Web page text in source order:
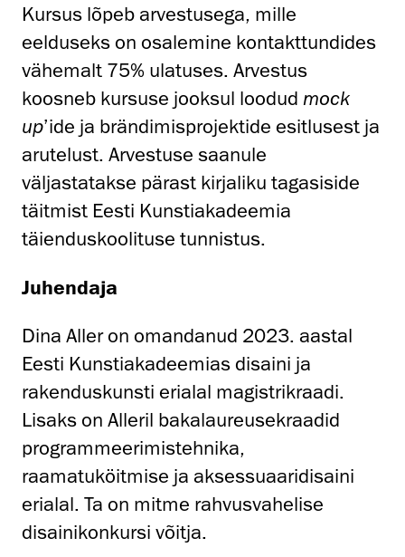
Kursus lõpeb arvestusega, mille
eelduseks on osalemine kontakttundides
vähemalt 75% ulatuses. Arvestus
koosneb kursuse jooksul loodud mock
up’ide ja brändimisprojektide esitlusest ja
arutelust. Arvestuse saanule
väljastatakse pärast kirjaliku tagasiside
täitmist Eesti Kunstiakadeemia
täienduskoolituse tunnistus.
Juhendaja
Dina Aller on omandanud 2023. aastal
Eesti Kunstiakadeemias disaini ja
rakenduskunsti erialal magistrikraadi.
Lisaks on Alleril bakalaureusekraadid
programmeerimistehnika,
raamatuköitmise ja aksessuaaridisaini
erialal. Ta on mitme rahvusvahelise
disainikonkursi võitja.